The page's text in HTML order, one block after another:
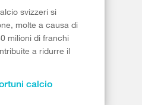
svizzeri si
molte a causa di
milioni di franchi
a ridurre il
calcio